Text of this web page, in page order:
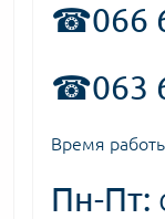
☎066
☎063
Время
Пн-Пт: